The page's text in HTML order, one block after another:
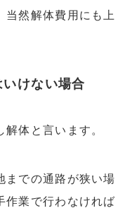
当然解体費用にも上
けない場合
体と言います。
までの通路が狭い場
作業で行わなければ